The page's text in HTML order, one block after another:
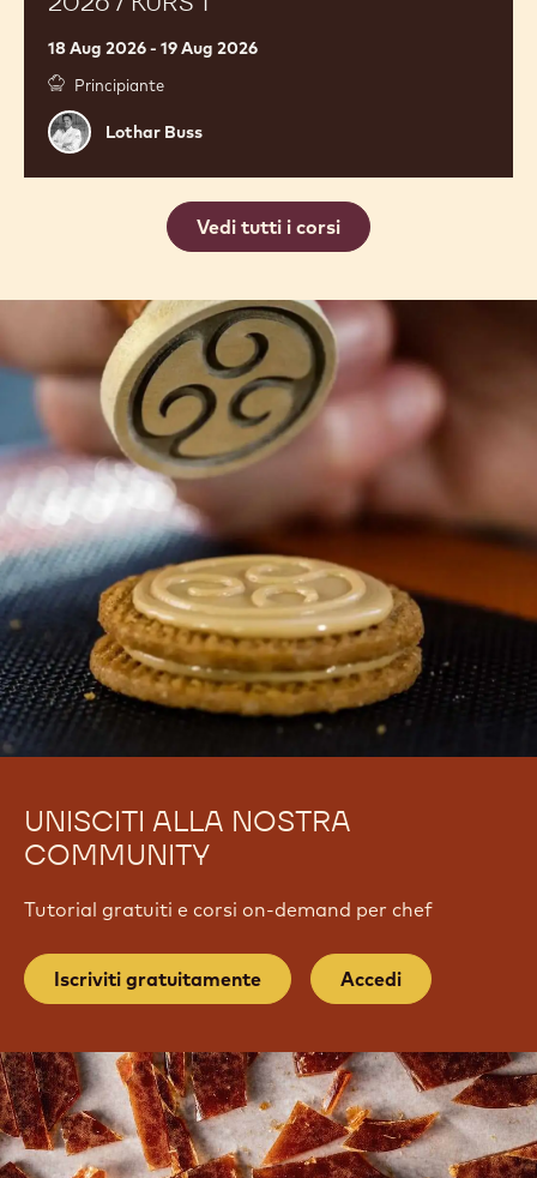
2026 / KURS 1
18 Aug 2026 - 19 Aug 2026
Principiante
Lothar
Buss
Lothar Buss
Kurs
Vedi tutti i corsi
UNISCITI ALLA NOSTRA
COMMUNITY